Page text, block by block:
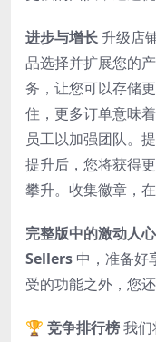
进步与增长 升级店
品选择并扩展您的
务，让您可以存储
住，更多订单意味
员工以加强团队。
提升后，您将获得
攀升。收集徽章，
完整版中的激动人
Sellers 中，准备好
受的功能之外，您
🏆 竞争排行榜我